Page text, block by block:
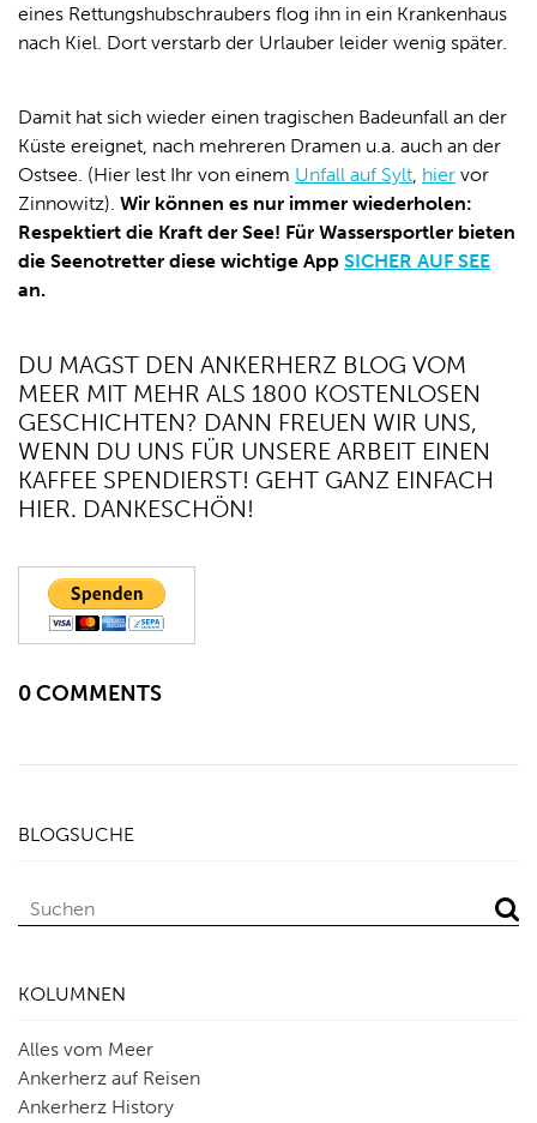
eines Rettungshubschraubers flog ihn in ein Krankenhaus
nach Kiel. Dort verstarb der Urlauber leider wenig später.
Damit hat sich wieder einen tragischen Badeunfall an der
Küste ereignet, nach mehreren Dramen u.a. auch an der
Ostsee. (Hier lest Ihr von einem Unfall auf Sylt, hier vor
Zinnowitz). Wir können es nur immer wiederholen:
Respektiert die Kraft der See! Für Wassersportler bieten
die Seenotretter diese wichtige App SICHER AUF SEE
an.
DU MAGST DEN ANKERHERZ BLOG VOM
MEER MIT MEHR ALS 1800 KOSTENLOSEN
GESCHICHTEN? DANN FREUEN WIR UNS,
WENN DU UNS FÜR UNSERE ARBEIT EINEN
KAFFEE SPENDIERST! GEHT GANZ EINFACH
HIER. DANKESCHÖN!
0 COMMENTS
BLOGSUCHE
KOLUMNEN
Alles vom Meer
Ankerherz auf Reisen
Ankerherz History